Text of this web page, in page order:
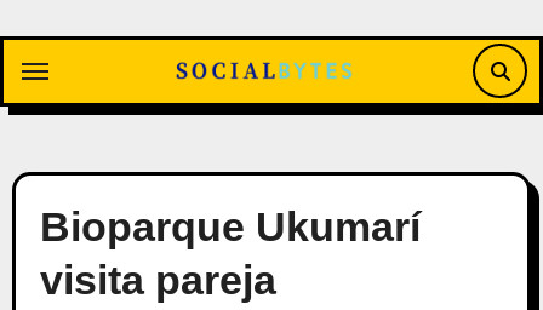
contenido
Bioparque Ukumarí
visita pareja